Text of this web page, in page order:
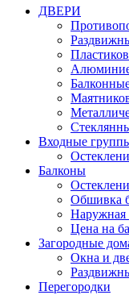
ДВЕРИ
Входные
Балконы
Обшивка
Наружная
Цена на
Загородные
Окна и
Перегородки